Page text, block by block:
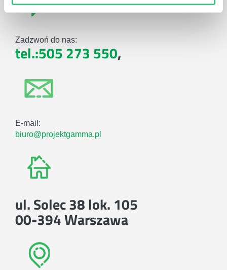
Zadzwoń do nas:
tel.:505 273 550,
E-mail:
biuro@projektgamma.pl
ul. Solec 38 lok. 105
00-394 Warszawa